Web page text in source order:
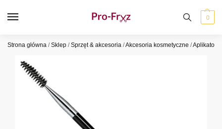
0
Strona główna /Sklep /Sprzęt & akcesoria /Akcesoria kosmetyczne /Aplikatory